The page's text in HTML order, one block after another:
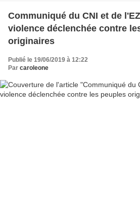
Communiqué du CNI et de
violence déclenchée contre
originaires
Publié le 19/06/2019 à 12:22
Par caroleone